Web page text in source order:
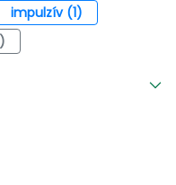
impulzív (1)